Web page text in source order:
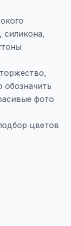
силикона,
обозначить
фото
цветов